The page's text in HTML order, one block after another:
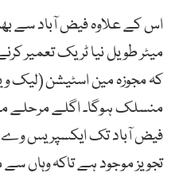
میٹر طویل نیا ٹریک تعمیر
کہ مجوزہ مین اسٹیشن (لیک
منسلک ہوگا۔ اگلے مرحلے
فیض آباد تک ایکسپریس وے
تجویز موجود ہے تاکہ وہاں